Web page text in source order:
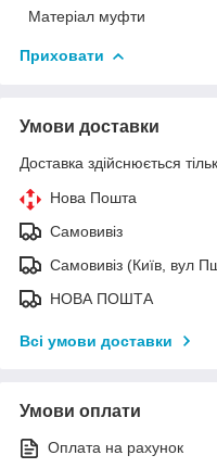
Матеріал муфти
Приховати
Умови доставки
Доставка здійснюється
Нова Пошта
Самовивіз
Самовивіз (Київ, вул
НОВА ПОШТА
Всі умови доставки
Умови оплати
Оплата на рахунок